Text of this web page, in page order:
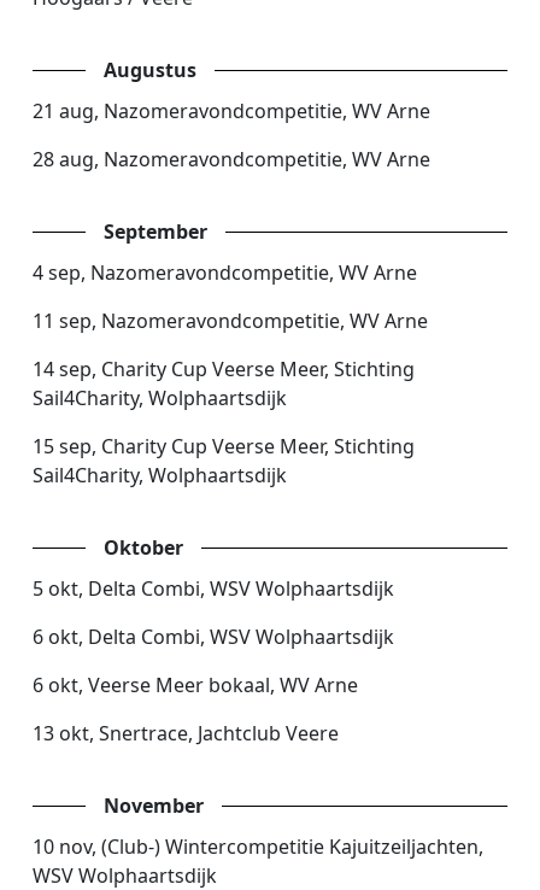
Augustus
21 aug, Nazomeravondcompetitie, WV Arne
28 aug, Nazomeravondcompetitie, WV Arne
September
4 sep, Nazomeravondcompetitie, WV Arne
11 sep, Nazomeravondcompetitie, WV Arne
14 sep, Charity Cup Veerse Meer, Stichting
Sail4Charity, Wolphaartsdijk
15 sep, Charity Cup Veerse Meer, Stichting
Sail4Charity, Wolphaartsdijk
Oktober
5 okt, Delta Combi, WSV Wolphaartsdijk
6 okt, Delta Combi, WSV Wolphaartsdijk
6 okt, Veerse Meer bokaal, WV Arne
13 okt, Snertrace, Jachtclub Veere
November
10 nov, (Club-) Wintercompetitie Kajuitzeiljachten,
WSV Wolphaartsdijk